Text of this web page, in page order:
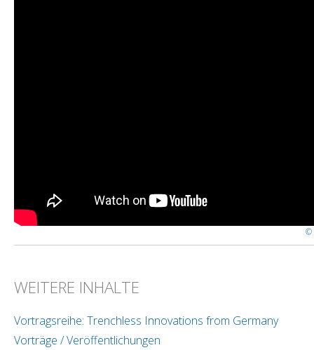
©
WEITERE INHALTE
Vortragsreihe: Trenchless Innovations from Germany
Vorträge / Veröffentlichungen